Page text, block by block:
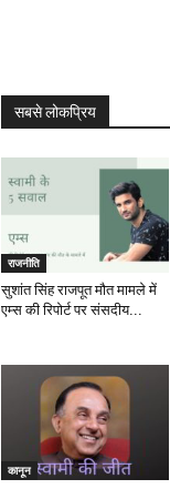
सबसे लोकप्रिय
राजनीति
सुशांत सिंह राजपूत मौत मामले में
एम्स की रिपोर्ट पर संसदीय...
कानून